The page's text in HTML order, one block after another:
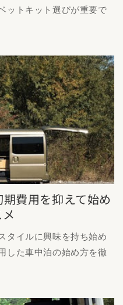
ットキット選びが重要で
費用を抑えて始め
タイルに興味を持ち始め
した車中泊の始め方を徹